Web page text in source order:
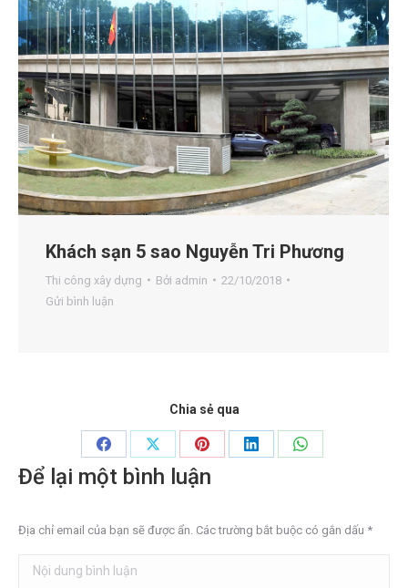
Khách sạn 5 sao Nguyễn Tri Phương
Thi công xây dựng Bởi admin
22/10/2018
Gửi bình luận
Chia sẻ qua
Share
on
Share
on
Share
on
Share
Share
Để lại một bình luận
Địa chỉ email của bạn sẽ được ẩn. Các trường bắt buộc có gắn dấu *
Nội dung bình luận